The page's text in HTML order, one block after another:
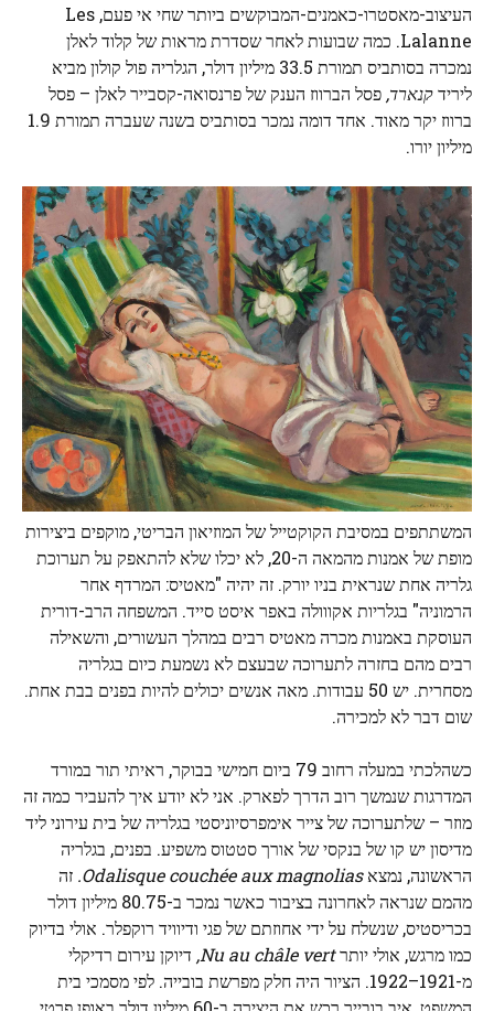
העיצוב-מאסטרו-כאמנים-המבוקשים ביותר שחי אי פעם, Les
Lalanne. כמה שבועות לאחר שסדרת מראות של קלוד לאלן
נמכרה בסותביס תמורת 33.5 מיליון דולר, הגלריה פול קולון מביא
לירידקנארד, פסל הברווז הענק של פרנסואה-קסבייר לאלן – פסל
ברווז יקר מאוד. אחד דומה נמכר בסותביס בשנה שעברה תמורת 1.9
מיליון יורו.
המשתתפים במסיבת הקוקטייל של המוזיאון הבריטי, מוקפים ביצירות
מופת של אמנות מהמאה ה-20, לא יכלו שלא להתאפק על תערוכת
גלריה אחת שנראית בניו יורק. זה יהיה "מאטיס: המרדף אחר
הרמוניה" בגלריות אקווולה באפר איסט סייד. המשפחה הרב-דורית
העוסקת באמנות מכרה מאטיס רבים במהלך העשורים, והשאילה
רבים מהם בחזרה לתערוכה שבעצם לא נשמעת כיום בגלריה
מסחרית. יש 50 עבודות. מאה אנשים יכולים להיות בפנים בבת אחת.
שום דבר לא למכירה.
כשהלכתי במעלה רחוב 79 ביום חמישי בבוקר, ראיתי תור במורד
המדרגות שנמשך רוב הדרך לפארק. אני לא יודע איך להעביר כמה זה
מוזר – שלתערוכה של צייר אימפרסיוניסטי בגלריה של בית עירוני ליד
מדיסון יש קו של בנקסי של אורך סטטוס משפיע. בפנים, בגלריה
הראשונה, נמצאOdalisque couchée aux magnolias. זה
מהמם שנראה לאחרונה בציבור כאשר נמכר ב-80.75 מיליון דולר
בכריסטיס, שנשלח על ידי אחוזתם של פגי ודיוויד רוקפלר. אולי בדיוק
כמו מרגש, אולי יותרNu au châle vert, דיוקן עירום רדיקלי
מ-1921–1922. הציור היה חלק מפרשת בובייה. לפי מסמכי בית